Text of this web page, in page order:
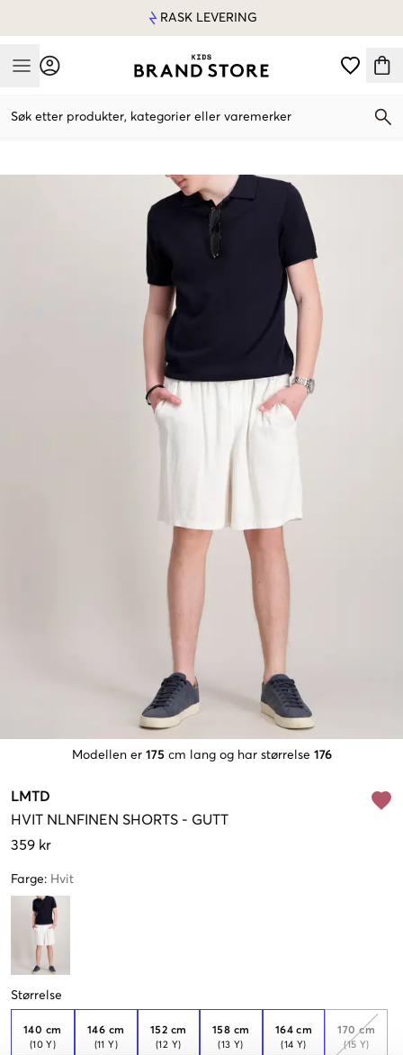
RASK LEVERING
Mobile Menu
Søk etter produkter, kategorier eller varemerker
Modellen er 175 cm lang og har størrelse 176
LMTD
HVIT NLNFINEN SHORTS - GUTT
359 kr
Farge: Hvit
Størrelse
140 cm
(10 Y)
146 cm
(11 Y)
152 cm
(12 Y)
158 cm
(13 Y)
164 cm
(14 Y)
170 cm
(15 Y)